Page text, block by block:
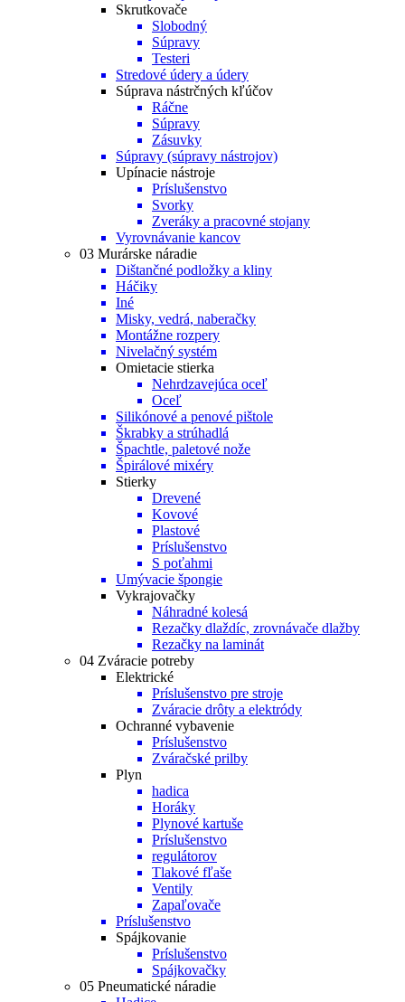
Skrutkovače
Slobodný
Súpravy
Testeri
Stredové údery a údery
Súprava nástrčných kľúčov
Ráčne
Súpravy
Zásuvky
Súpravy (súpravy nástrojov)
Upínacie nástroje
Príslušenstvo
Svorky
Zveráky a pracovné stojany
Vyrovnávanie kancov
03 Murárske náradie
Dištančné podložky a kliny
Háčiky
Iné
Misky, vedrá, naberačky
Montážne rozpery
Nivelačný systém
Omietacie stierka
Nehrdzavejúca oceľ
Oceľ
Silikónové a penové pištole
Škrabky a strúhadlá
Špachtle, paletové nože
Špirálové mixéry
Stierky
Drevené
Kovové
Plastové
Príslušenstvo
S poťahmi
Umývacie špongie
Vykrajovačky
Náhradné kolesá
Rezačky dlaždíc, zrovnávače dlažby
Rezačky na laminát
04 Zváracie potreby
Elektrické
Príslušenstvo pre stroje
Zváracie drôty a elektródy
Ochranné vybavenie
Príslušenstvo
Zváračské prilby
Plyn
hadica
Horáky
Plynové kartuše
Príslušenstvo
regulátorov
Tlakové fľaše
Ventily
Zapaľovače
Príslušenstvo
Spájkovanie
Príslušenstvo
Spájkovačky
05 Pneumatické náradie